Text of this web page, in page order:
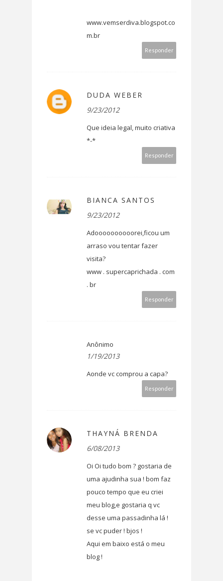
www.vemserdiva.blogspot.co
m.br
Responder
DUDA WEBER
9/23/2012
Que ideia legal, muito criativa
*-*
Responder
BIANCA SANTOS
9/23/2012
Adoooooooooorei,ficou um
arraso vou tentar fazer
visita?
www . supercaprichada . com
. br
Responder
Anônimo
1/19/2013
Aonde vc comprou a capa?
Responder
THAYNÁ BRENDA
6/08/2013
Oi Oi tudo bom ? gostaria de
uma ajudinha sua ! bom faz
pouco tempo que eu criei
meu blog,e gostaria q vc
desse uma passadinha lá !
se vc puder ! bjos !
Aqui em baixo está o meu
blog !